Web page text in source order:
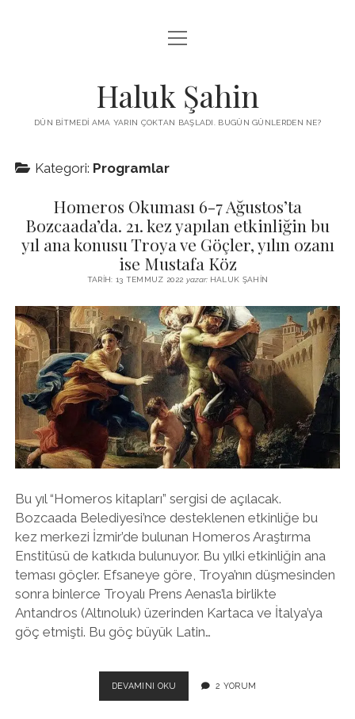
KUTUP YILDIZI
MENDIREK YAZILARI
İYI YAŞAM VE MUTLULUK ÜZERINE
BABIALI’DE CINAYET
GÜZEL MAVRELLA
BIZ KIMIZ?
DERS NOTLARI – LECTURE NOTES
MED 532 SPRING ‘25
YAZMADAN EDEMEDIM
HABERLER / NEWS
twitterfacebookinstagram
menüyü
aç
Haluk Şahin
DÜN BITMEDI AMA YARIN ÇOKTAN BAŞLADI. BUGÜN GÜNLERDEN NE?
Kategori: Programlar
Homeros Okuması 6-7 Ağustos’ta
Bozcaada’da. 21. kez yapılan etkinliğin bu
yıl ana konusu Troya ve Göçler, yılın ozanı
ise Mustafa Köz
TARIH: 13 TEMMUZ 2022 yazar:HALUK ŞAHIN
Bu yıl “Homeros kitapları” sergisi de açılacak.
Bozcaada Belediyesi’nce desteklenen etkinliğe bu
kez merkezi İzmir’de bulunan Homeros Araştırma
Enstitüsü de katkıda bulunuyor. Bu yılki etkinliğin ana
teması göçler. Efsaneye göre, Troya’nın düşmesinden
sonra binlerce Troyalı Prens Aenas’la birlikte
Antandros (Altınoluk) üzerinden Kartaca ve İtalya’ya
göç etmişti. Bu göç büyük Latin…
DEVAMINI OKU HOMEROS
OKUMASI
2 YORUM